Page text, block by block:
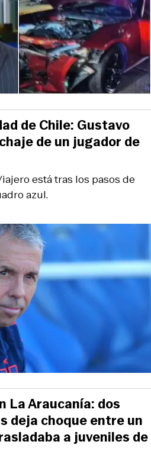
está tras los pasos de
azul.
de Chile: Gustavo
de un jugador de
La Araucanía: dos
deja choque entre un
a juveniles de